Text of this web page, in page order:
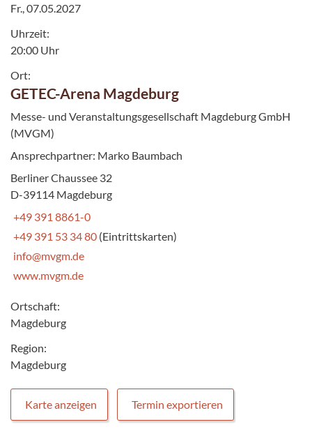
Fr., 07.05.2027
Uhrzeit:
20:00 Uhr
Ort:
GETEC-Arena Magdeburg
Messe- und Veranstaltungsgesellschaft Magdeburg GmbH
(MVGM)
Ansprechpartner: Marko Baumbach
Berliner Chaussee 32
D-39114 Magdeburg
+49 391 8861-0
+49 391 53 34 80 (Eintrittskarten)
info@mvgm.de
www.mvgm.de
Ortschaft:
Magdeburg
Region:
Magdeburg
Karte anzeigen Termin exportieren